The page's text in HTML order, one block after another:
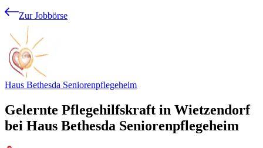
Zur Jobbörse
Haus Bethesda Seniorenpflegeheim
Gelernte Pflegehilfskraft in Wietzendorf
bei Haus Bethesda Seniorenpflegeheim